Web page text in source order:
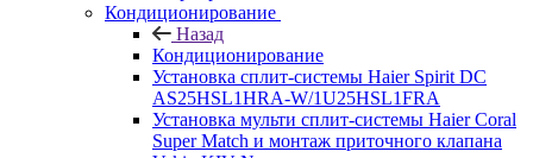
Кондиционирование
Назад
Кондиционирование
Установка сплит-системы Haier Spirit DC
AS25HSL1HRA-W/1U25HSL1FRA
Установка мульти сплит-системы Haier Coral
Super Match и монтаж приточного клапана